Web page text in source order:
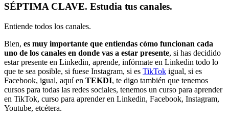
SÉPTIMA CLAVE. Estudia tus canales.
Entiende todos los canales.
Bien, es muy importante que entiendas cómo funcionan cada
uno de los canales en donde vas a estar presente, si has decidido
estar presente en Linkedin, aprende, infórmate en Linkedin todo lo
que te sea posible, si fuese Instagram, si es TikTok igual, si es
Facebook, igual, aquí en TEKDI, te digo también que tenemos
cursos para todas las redes sociales, tenemos un curso para aprender
en TikTok, curso para aprender en Linkedin, Facebook, Instagram,
Youtube, etcétera.